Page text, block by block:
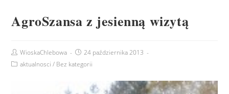
AgroSzansa z jesienną wizytą
WioskaChlebowa
24 października 2013
aktualnosci / Bez kategorii